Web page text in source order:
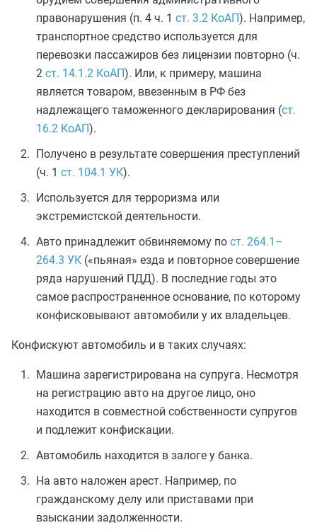
правонарушения (п. 4 ч. 1 ст. 3.2 КоАП). Например,
транспортное средство используется для
перевозки пассажиров без лицензии повторно (ч.
2 ст. 14.1.2 КоАП). Или, к примеру, машина
является товаром, ввезенным в РФ без
надлежащего таможенного декларирования (ст.
16.2 КоАП).
Получено в результате совершения преступлений
(ч. 1 ст. 104.1 УК).
Используется для терроризма или
экстремистской деятельности.
Авто принадлежит обвиняемому по ст. 264.1–
264.3 УК («пьяная» езда и повторное совершение
ряда нарушений ПДД). В последние годы это
самое распространенное основание, по которому
конфисковывают автомобили у их владельцев.
Конфискуют автомобиль и в таких случаях:
Машина зарегистрирована на супруга. Несмотря
на регистрацию авто на другое лицо, оно
находится в совместной собственности супругов
и подлежит конфискации.
Автомобиль находится в залоге у банка.
На авто наложен арест. Например, по
гражданскому делу или приставами при
взыскании задолженности.